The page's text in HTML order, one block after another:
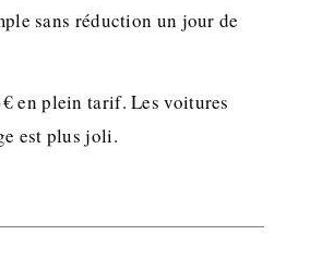
sans réduction un jour de
en plein tarif. Les voitures
est plus joli.